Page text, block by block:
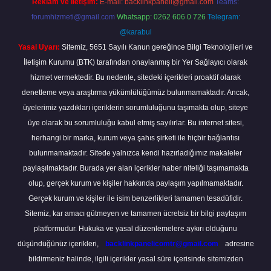
Reklam ve İletişim: E-mail: backlinkpaneli@gmail.com Teams:
forumhizmeti@gmail.com Whatsapp: 0262 606 0 726 Telegram:
@karabul
Yasal Uyarı: Sitemiz, 5651 Sayılı Kanun gereğince Bilgi Teknolojileri ve
İletişim Kurumu (BTK) tarafından onaylanmış bir Yer Sağlayıcı olarak
hizmet vermektedir. Bu nedenle, sitedeki içerikleri proaktif olarak
denetleme veya araştırma yükümlülüğümüz bulunmamaktadır. Ancak,
üyelerimiz yazdıkları içeriklerin sorumluluğunu taşımakta olup, siteye
üye olarak bu sorumluluğu kabul etmiş sayılırlar. Bu internet sitesi,
herhangi bir marka, kurum veya şahıs şirketi ile hiçbir bağlantısı
bulunmamaktadır. Sitede yalnızca kendi hazırladığımız makaleler
paylaşılmaktadır. Burada yer alan içerikler haber niteliği taşımamakta
olup, gerçek kurum ve kişiler hakkında paylaşım yapılmamaktadır.
Gerçek kurum ve kişiler ile isim benzerlikleri tamamen tesadüfidir.
Sitemiz, kar amacı gütmeyen ve tamamen ücretsiz bir bilgi paylaşım
platformudur. Hukuka ve yasal düzenlemelere aykırı olduğunu
düşündüğünüz içerikleri,
backlinkpanelicomtr@gmail.com
adresine
bildirmeniz halinde, ilgili içerikler yasal süre içerisinde sitemizden